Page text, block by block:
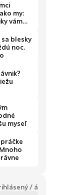
my:
vám
blesky
noc.
myseľ
/ á